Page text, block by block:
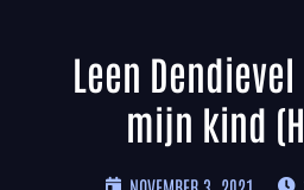
Leen
mijn kind